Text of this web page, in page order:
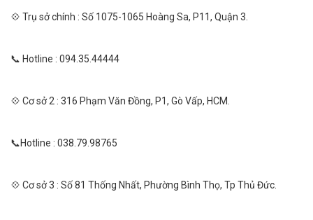
💠 Trụ sở chính : Số 1075-1065 Hoàng Sa, P11, Quận 3.
📞 Hotline : 094.35.44444
💠 Cơ sở 2 : 316 Phạm Văn Đồng, P1, Gò Vấp, HCM.
📞Hotline : 038.79.98765
💠 Cơ sở 3 : Số 81 Thống Nhất, Phường Bình Thọ, Tp Thủ Đức.